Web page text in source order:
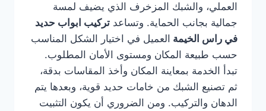
العملي، والشبك المزخرف الذي يضيف لمسة
جمالية بجانب الحماية. وتساعد تركيب ابواب حديد
في راس الخيمة العميل في اختيار الشكل المناسب
حسب طبيعة المكان ومستوى الأمان المطلوب.
تبدأ الخدمة بمعاينة المكان وأخذ المقاسات بدقة،
ثم تصنيع الشبك من خامات حديد قوية، وبعدها يتم
الدهان والتركيب. ومن الضروري أن يكون التثبيت